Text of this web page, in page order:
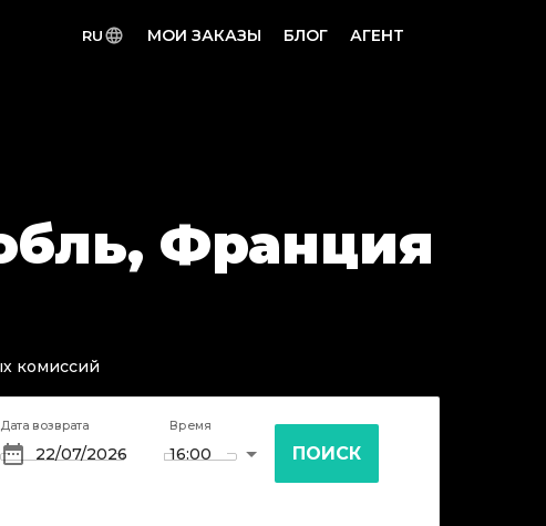
RU МОИ ЗАКАЗЫ БЛОГ АГЕНТ
Франция
комиссий
Дата возврата Время
ПОИСК